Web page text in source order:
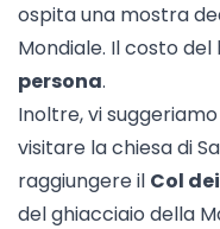
ospita una mostra
Mondiale. Il costo
persona.
Inoltre, vi
visitare la chiesa di
raggiungere il Col
del ghiacciaio della